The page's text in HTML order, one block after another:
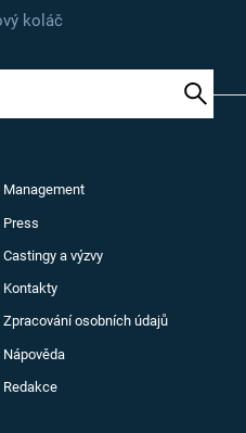
koláč
Management
Press
Castingy a výzvy
Kontakty
Zpracování osobních údajů
Nápověda
Redakce